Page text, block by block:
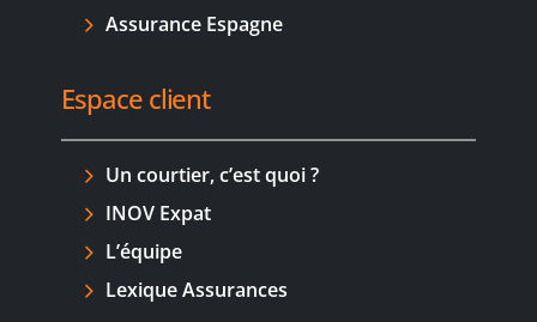
Assurance Espagne
Espace client
Un courtier, c’est quoi ?
INOV Expat
L’équipe
Lexique Assurances